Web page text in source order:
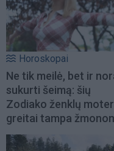
Horoskopai
Ne tik meilė, bet ir
sukurti šeimą: šių
Zodiako ženklų
greitai tampa